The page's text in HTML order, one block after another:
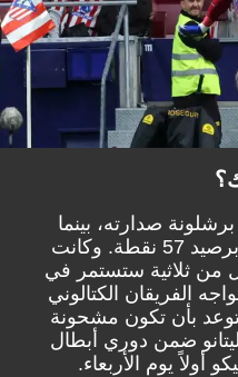
يعزز برشلونة صدارته، بينما
يظل أتلتيكو في المركز الرابع برصيد 57 نقطة. وكانت
من ثلاثية ستستمر في
الفريقان الكتالوني
بأن تكون مشحونة
ضمن دوري أبطال
أولاً يوم الأربعاء.